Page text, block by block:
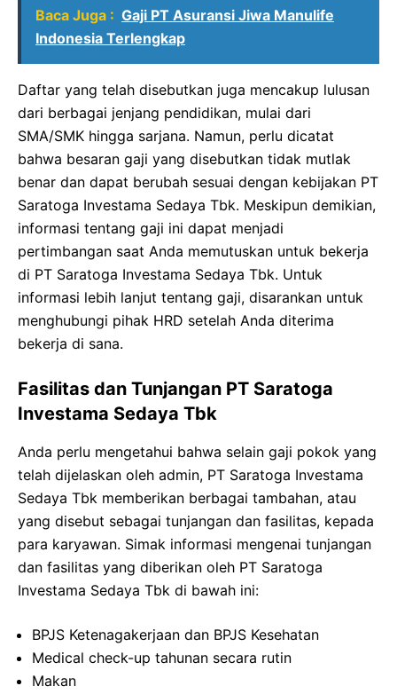
Baca Juga : Gaji PT Asuransi Jiwa Manulife
Indonesia Terlengkap
Daftar yang telah disebutkan juga mencakup lulusan
dari berbagai jenjang pendidikan, mulai dari
SMA/SMK hingga sarjana. Namun, perlu dicatat
bahwa besaran gaji yang disebutkan tidak mutlak
benar dan dapat berubah sesuai dengan kebijakan PT
Saratoga Investama Sedaya Tbk. Meskipun demikian,
informasi tentang gaji ini dapat menjadi
pertimbangan saat Anda memutuskan untuk bekerja
di PT Saratoga Investama Sedaya Tbk. Untuk
informasi lebih lanjut tentang gaji, disarankan untuk
menghubungi pihak HRD setelah Anda diterima
bekerja di sana.
Fasilitas dan Tunjangan PT Saratoga
Investama Sedaya Tbk
Anda perlu mengetahui bahwa selain gaji pokok yang
telah dijelaskan oleh admin, PT Saratoga Investama
Sedaya Tbk memberikan berbagai tambahan, atau
yang disebut sebagai tunjangan dan fasilitas, kepada
para karyawan. Simak informasi mengenai tunjangan
dan fasilitas yang diberikan oleh PT Saratoga
Investama Sedaya Tbk di bawah ini:
BPJS Ketenagakerjaan dan BPJS Kesehatan
Medical check-up tahunan secara rutin
Makan